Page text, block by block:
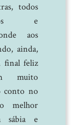
todos
e
aos
ainda,
final feliz
muito
conto no
melhor
sábia e